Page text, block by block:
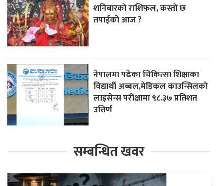
शनिबारको राशिफल, कस्तो छ
तपाईको आज ?
नेपालमा पढेका चिकित्सा शिक्षाका
विद्यार्थी अब्बल,मेडिकल काउन्सिलको
लाइसेन्स परीक्षामा ९८.३७ प्रतिशत
उत्तिर्ण
सम्बन्धित खवर